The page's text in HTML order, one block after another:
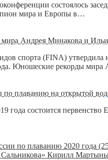
состоялось
мира и Европы в…
Андрея Минакова и
спорта (FINA)
Юношеские рекорды
плаванию на открытой
года состоится
по плаванию 2020 года
Кирилл